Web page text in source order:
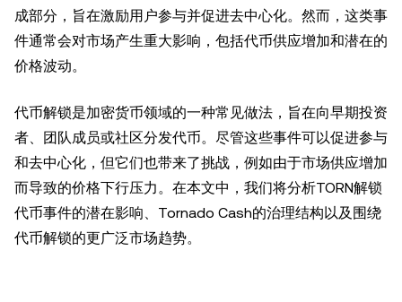
成部分，旨在激励用户参与并促进去中心化。然而，这类事
件通常会对市场产生重大影响，包括代币供应增加和潜在的
价格波动。
代币解锁是加密货币领域的一种常见做法，旨在向早期投资
者、团队成员或社区分发代币。尽管这些事件可以促进参与
和去中心化，但它们也带来了挑战，例如由于市场供应增加
而导致的价格下行压力。在本文中，我们将分析TORN解锁
代币事件的潜在影响、Tornado Cash的治理结构以及围绕
代币解锁的更广泛市场趋势。